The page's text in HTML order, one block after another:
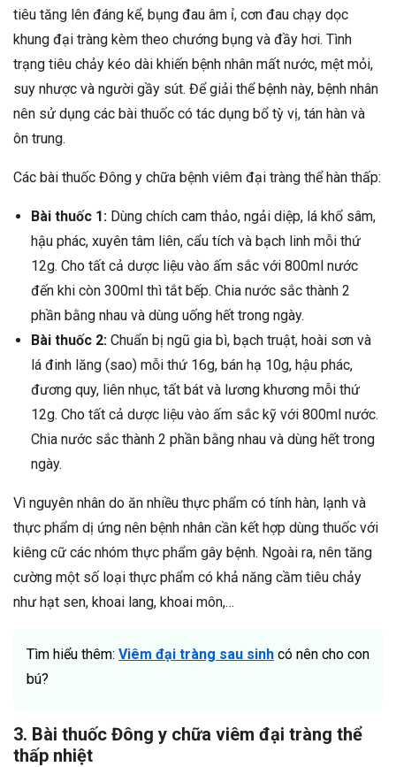
tiêu tăng lên đáng kể, bụng đau âm ỉ, cơn đau chạy dọc
khung đại tràng kèm theo chướng bụng và đầy hơi. Tình
trạng tiêu chảy kéo dài khiến bệnh nhân mất nước, mệt mỏi,
suy nhược và người gầy sút. Để giải thể bệnh này, bệnh nhân
nên sử dụng các bài thuốc có tác dụng bổ tỳ vị, tán hàn và
ôn trung.
Các bài thuốc Đông y chữa bệnh viêm đại tràng thể hàn thấp:
Bài thuốc 1: Dùng chích cam thảo, ngải diệp, lá khổ sâm,
hậu phác, xuyên tâm liên, cẩu tích và bạch linh mỗi thứ
12g. Cho tất cả dược liệu vào ấm sắc với 800ml nước
đến khi còn 300ml thì tắt bếp. Chia nước sắc thành 2
phần bằng nhau và dùng uống hết trong ngày.
Bài thuốc 2: Chuẩn bị ngũ gia bì, bạch truật, hoài sơn và
lá đinh lăng (sao) mỗi thứ 16g, bán hạ 10g, hậu phác,
đương quy, liên nhục, tất bát và lương khương mỗi thứ
12g. Cho tất cả dược liệu vào ấm sắc kỹ với 800ml nước.
Chia nước sắc thành 2 phần bằng nhau và dùng hết trong
ngày.
Vì nguyên nhân do ăn nhiều thực phẩm có tính hàn, lạnh và
thực phẩm dị ứng nên bệnh nhân cần kết hợp dùng thuốc với
kiêng cữ các nhóm thực phẩm gây bệnh. Ngoài ra, nên tăng
cường một số loại thực phẩm có khả năng cầm tiêu chảy
như hạt sen, khoai lang, khoai môn,…
Tìm hiểu thêm: Viêm đại tràng sau sinh có nên cho con
bú?
3. Bài thuốc Đông y chữa viêm đại tràng thể
thấp nhiệt